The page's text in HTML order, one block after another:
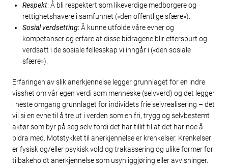
Respekt: Å bli respektert som likeverdige medborgere og
rettighetshavere i samfunnet («den offentlige sfære»).
Sosial verdsetting: Å kunne utfolde våre evner og
kompetanser og erfare at disse bidragene blir etterspurt og
verdsatt i de sosiale fellesskap vi inngår i («den sosiale
sfære»).
Erfaringen av slik anerkjennelse legger grunnlaget for en indre
visshet om vår egen verdi som menneske (selvverd) og det legger
i neste omgang grunnlaget for individets frie selvrealisering – det
vil si en evne til å tre ut i verden som en fri, trygg og selvbestemt
aktør som byr på seg selv fordi det har tillit til at det har noe å
bidra med. Motstykket til anerkjennelse er krenkelser. Krenkelser
er fysisk og/eller psykisk vold og trakassering og ulike former for
tilbakeholdt anerkjennelse som usynliggjøring eller avvisninger.